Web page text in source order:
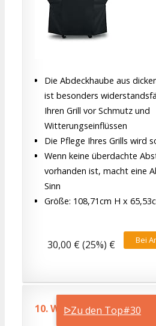
ᐅZu den Top#30
Die Abdeckhaube aus
ist besonders
Ihren Grill vor Schmutz und
Witterungseinflüssen
Die Pflege Ihres Grills wird
Wenn keine überdachte
vorhanden ist, macht eine
Sinn
Größe: 108,71cm H x
Bei
30,00 € (25%) €
10.Weber Original